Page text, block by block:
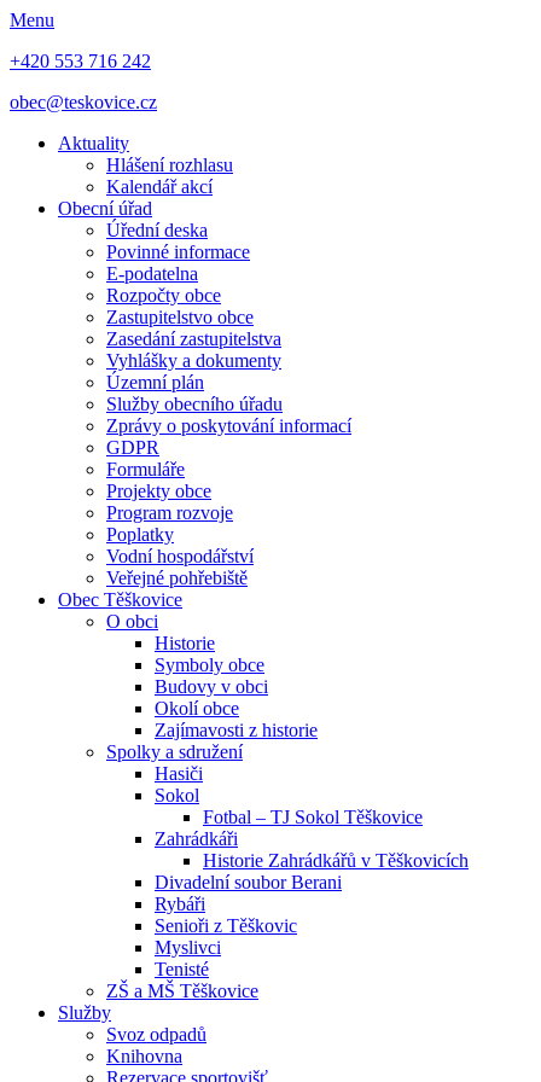
Menu
+420 553 716 242
obec@teskovice.cz
Aktuality
Hlášení rozhlasu
Kalendář akcí
Obecní úřad
Úřední deska
Povinné informace
E-podatelna
Rozpočty obce
Zastupitelstvo obce
Zasedání zastupitelstva
Vyhlášky a dokumenty
Územní plán
Služby obecního úřadu
Zprávy o poskytování informací
GDPR
Formuláře
Projekty obce
Program rozvoje
Poplatky
Vodní hospodářství
Veřejné pohřebiště
Obec Těškovice
O obci
Historie
Symboly obce
Budovy v obci
Okolí obce
Zajímavosti z historie
Spolky a sdružení
Hasiči
Sokol
Fotbal – TJ Sokol Těškovice
Zahrádkáři
Historie Zahrádkářů v Těškovicích
Divadelní soubor Berani
Rybáři
Senioři z Těškovic
Myslivci
Tenisté
ZŠ a MŠ Těškovice
Služby
Svoz odpadů
Knihovna
Rezervace sportovišť